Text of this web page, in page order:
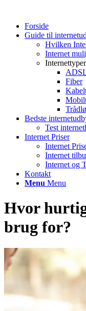
Forside
Guide til
Hvilken
Internet
Internettyper
Fiber
Bedste
Test
Internet Priser
Internet
Internet
Internet og
Kontakt
Menu Menu
Hvor
brug for?